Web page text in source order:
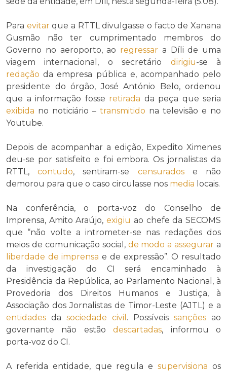
Para evitarque a RTTL divulgasse o facto de Xanana
Gusmão não ter cumprimentado membros do
Governo no aeroporto, ao regressar a Díli de uma
viagem internacional, o secretário dirigiu-se à
redação da empresa pública e, acompanhado pelo
presidente do órgão, José António Belo, ordenou
que a informação fosse retirada da peça que seria
exibida no noticiário – transmitido na televisão e no
Youtube.
Depois de acompanhar a edição, Expedito Ximenes
deu-se por satisfeito e foi embora. Os jornalistas da
RTTL,contudo, sentiram-se censuradose não
demorou para que o caso circulasse nos media locais.
Na conferência, o porta-voz do Conselho de
Imprensa, Amito Araújo,exigiu ao chefe da SECOMS
que “não volte a intrometer-se nas redações dos
meios de comunicação social, de modo a assegurar a
liberdade de imprensa e de expressão”. O resultado
da investigação do CI será encaminhado à
Presidência da República, ao Parlamento Nacional, à
Provedoria dos Direitos Humanos e Justiça, à
Associação dos Jornalistas de Timor-Leste (AJTL) e a
entidades da sociedade civil . Possíveis sanções ao
governante não estãodescartadas, informou o
porta-voz do CI.
A referida entidade, que regula esupervisiona os